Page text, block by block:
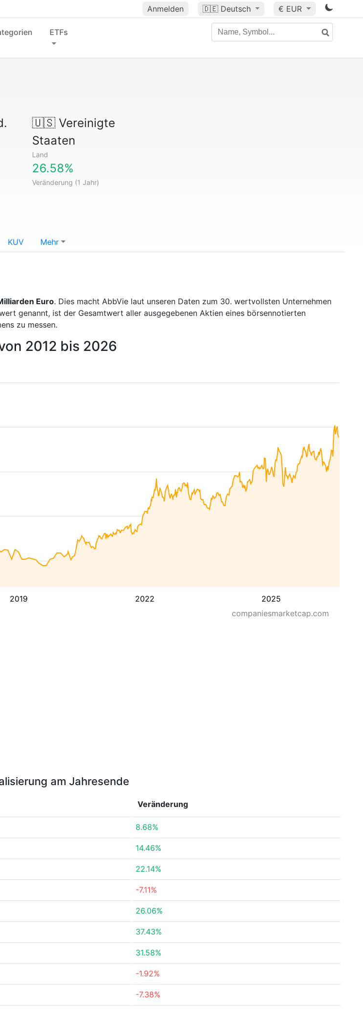
Anmelden 🇩🇪 Deutsch € EUR
ETFs
🇺🇸Vereinigte
Staaten
Land
26.58%
Veränderung (1 Jahr)
KUV Mehr
Euro. Dies macht AbbVie laut unseren Daten zum 30. wertvollsten Unternehmen
genannt, ist der Gesamtwert aller ausgegebenen Aktien eines börsennotierten
zu messen.
2012 bis 2026
2019 2022 2025
companiesmarketcap.com
am Jahresende
Veränderung
8.68%
14.46%
22.14%
-7.11%
26.06%
37.43%
31.58%
-1.92%
-7.38%